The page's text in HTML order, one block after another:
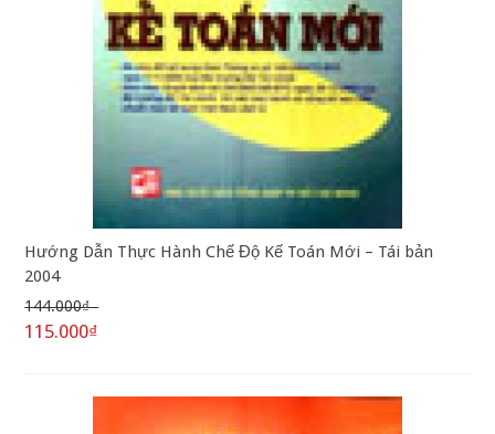
Hướng Dẫn Thực Hành Chế Độ Kế Toán Mới – Tái bản
2004
144.000₫
115.000₫